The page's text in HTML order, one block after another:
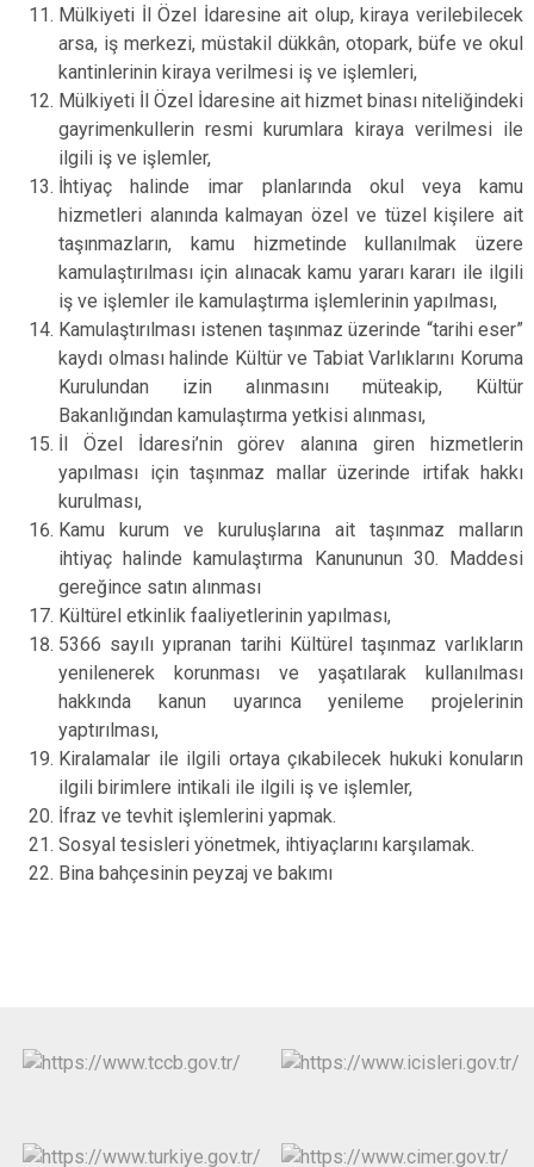
Mülkiyeti İl Özel İdaresine ait olup, kiraya verilebilecek
arsa, iş merkezi, müstakil dükkân, otopark, büfe ve okul
kantinlerinin kiraya verilmesi iş ve işlemleri,
Mülkiyeti İl Özel İdaresine ait hizmet binası niteliğindeki
gayrimenkullerin resmi kurumlara kiraya verilmesi ile
ilgili iş ve işlemler,
İhtiyaç halinde imar planlarında okul veya kamu
hizmetleri alanında kalmayan özel ve tüzel kişilere ait
taşınmazların, kamu hizmetinde kullanılmak üzere
kamulaştırılması için alınacak kamu yararı kararı ile ilgili
iş ve işlemler ile kamulaştırma işlemlerinin yapılması,
Kamulaştırılması istenen taşınmaz üzerinde “tarihi eser”
kaydı olması halinde Kültür ve Tabiat Varlıklarını Koruma
Kurulundan izin alınmasını müteakip, Kültür
Bakanlığından kamulaştırma yetkisi alınması,
İl Özel İdaresi’nin görev alanına giren hizmetlerin
yapılması için taşınmaz mallar üzerinde irtifak hakkı
kurulması,
Kamu kurum ve kuruluşlarına ait taşınmaz malların
ihtiyaç halinde kamulaştırma Kanununun 30. Maddesi
gereğince satın alınması
Kültürel etkinlik faaliyetlerinin yapılması,
5366 sayılı yıpranan tarihi Kültürel taşınmaz varlıkların
yenilenerek korunması ve yaşatılarak kullanılması
hakkında kanun uyarınca yenileme projelerinin
yaptırılması,
Kiralamalar ile ilgili ortaya çıkabilecek hukuki konuların
ilgili birimlere intikali ile ilgili iş ve işlemler,
İfraz ve tevhit işlemlerini yapmak.
Sosyal tesisleri yönetmek, ihtiyaçlarını karşılamak.
Bina bahçesinin peyzaj ve bakımı